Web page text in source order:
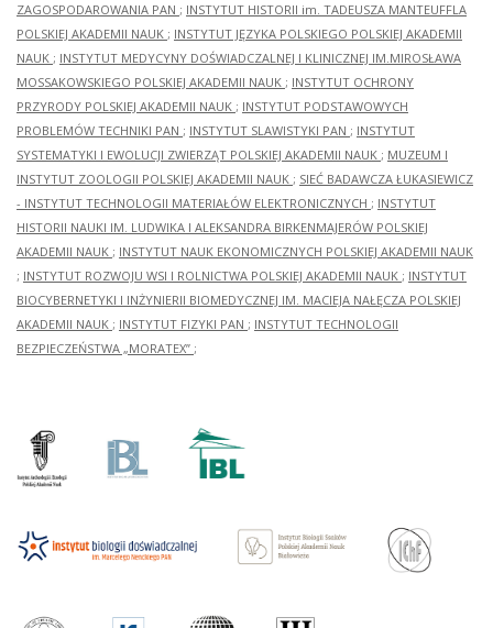
ZAGOSPODAROWANIA PAN ; INSTYTUT HISTORII im. TADEUSZA MANTEUFFLA
POLSKIEJ AKADEMII NAUK ; INSTYTUT JĘZYKA POLSKIEGO POLSKIEJ AKADEMII
NAUK ; INSTYTUT MEDYCYNY DOŚWIADCZALNEJ I KLINICZNEJ IM.MIROSŁAWA
MOSSAKOWSKIEGO POLSKIEJ AKADEMII NAUK ; INSTYTUT OCHRONY
PRZYRODY POLSKIEJ AKADEMII NAUK ; INSTYTUT PODSTAWOWYCH
PROBLEMÓW TECHNIKI PAN ; INSTYTUT SLAWISTYKI PAN ; INSTYTUT
SYSTEMATYKI I EWOLUCJI ZWIERZĄT POLSKIEJ AKADEMII NAUK ; MUZEUM I
INSTYTUT ZOOLOGII POLSKIEJ AKADEMII NAUK ; SIEĆ BADAWCZA ŁUKASIEWICZ
- INSTYTUT TECHNOLOGII MATERIAŁÓW ELEKTRONICZNYCH ; INSTYTUT
HISTORII NAUKI IM. LUDWIKA I ALEKSANDRA BIRKENMAJERÓW POLSKIEJ
AKADEMII NAUK ; INSTYTUT NAUK EKONOMICZNYCH POLSKIEJ AKADEMII NAUK
; INSTYTUT ROZWOJU WSI I ROLNICTWA POLSKIEJ AKADEMII NAUK ; INSTYTUT
BIOCYBERNETYKI I INŻYNIERII BIOMEDYCZNEJ IM. MACIEJA NAŁĘCZA POLSKIEJ
AKADEMII NAUK ; INSTYTUT FIZYKI PAN ; INSTYTUT TECHNOLOGII
BEZPIECZEŃSTWA „MORATEX” ;